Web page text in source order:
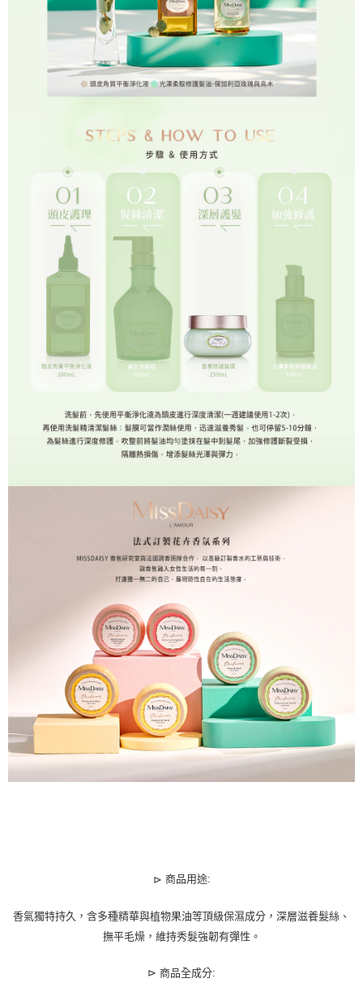
⊳ 商品用途:
香氣獨特持久，含多種精華與植物果油等頂級保濕成分，深層滋養髮絲、
撫平毛燥，維持秀髮強韌有彈性。
⊳ 商品全成分: